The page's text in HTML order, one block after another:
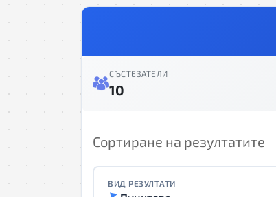
СЪСТЕЗАТЕЛИ
10
Сортиране на резултатите
ВИД РЕЗУЛТАТИ